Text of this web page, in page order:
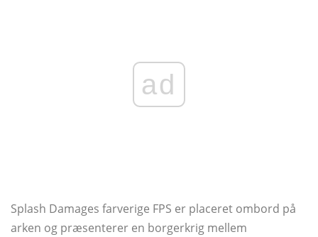
ad
Splash Damages farverige FPS er placeret ombord på
arken og præsenterer en borgerkrig mellem